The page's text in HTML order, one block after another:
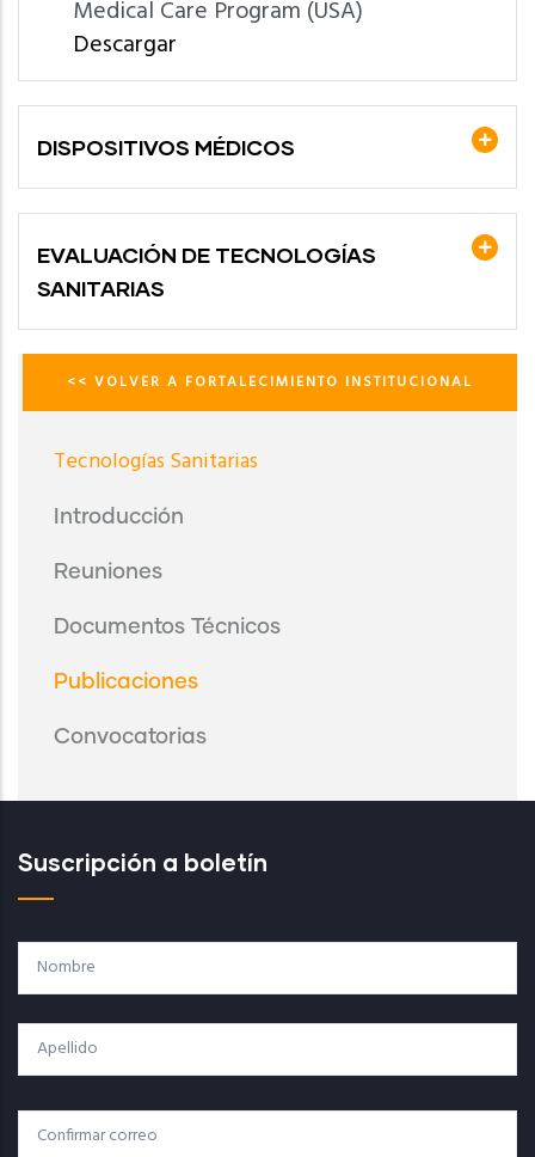
Medical Care Program (USA)
Descargar
DISPOSITIVOS MÉDICOS
EVALUACIÓN DE TECNOLOGÍAS
SANITARIAS
<< VOLVER A FORTALECIMIENTO INSTITUCIONAL
Sanitarias
Tecnologías Sanitarias
Introducción
Reuniones
Documentos Técnicos
Publicaciones
Convocatorias
Suscripción a boletín
Nombre
Apellido
Correo
Correo Electrónico